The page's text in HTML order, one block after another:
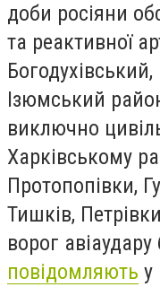
доби росіяни
та реактивної
Ізюмський
виключно
Харківському
Протопопівки,
Тишків,
ворог
повідомляють у